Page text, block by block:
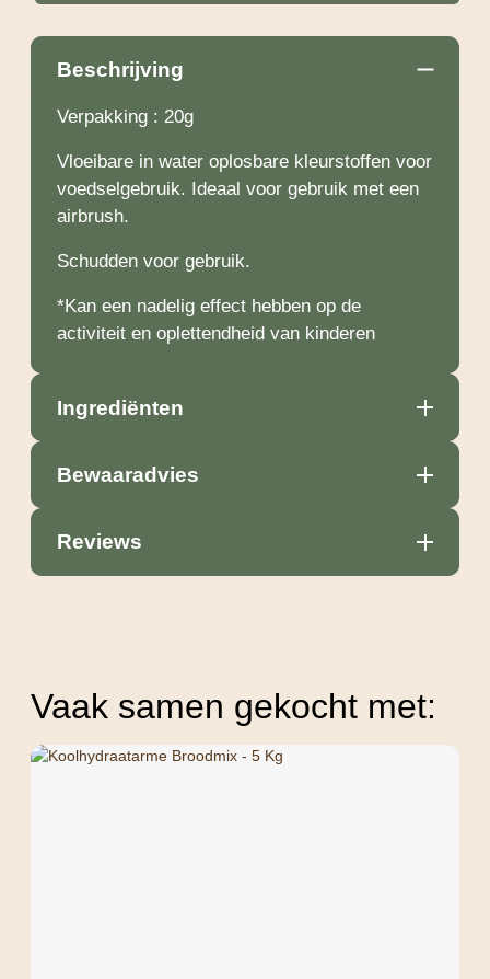
Beschrijving
Verpakking : 20g
Vloeibare in water oplosbare kleurstoffen voor
voedselgebruik. Ideaal voor gebruik met een
airbrush.
Schudden voor gebruik.
*Kan een nadelig effect hebben op de
activiteit en oplettendheid van kinderen
Ingrediënten
Bewaaradvies
Reviews
Vaak samen gekocht met: